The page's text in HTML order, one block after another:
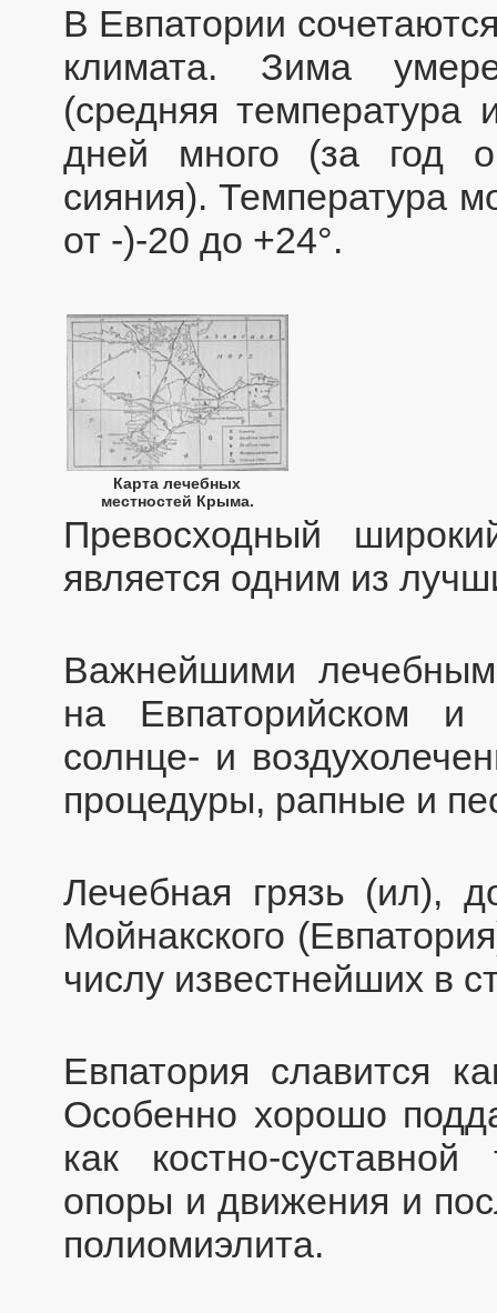
В Евпатории
климата. Зима
(средняя
дней много (за год
сияния). Температура
от -)-20 до +24°.
Карта лечебных
местностей Крыма.
Превосходный
является одним из
Важнейшими
на Евпаторийском и
солнце- и
процедуры, рапные и
Лечебная грязь (ил),
Мойнакского
числу известнейших в
Евпатория славится
Особенно хорошо
как костно-
опоры и движения и
полиомиэлита.